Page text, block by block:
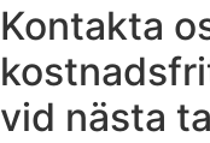
Kontakta
vid nästa